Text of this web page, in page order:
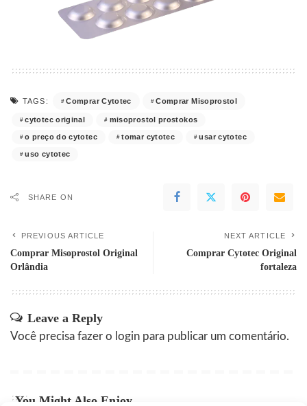
TAGS: Comprar Cytotec Comprar Misoprostol
cytotec original misoprostol prostokos
o preço do cytotec tomar cytotec usar cytotec
uso cytotec
SHARE ON
PREVIOUS ARTICLE
Comprar Misoprostol Original
Orlândia
NEXT ARTICLE
Comprar Cytotec Original
fortaleza
Leave a Reply
Você precisa fazer o login para publicar um comentário.
You Might Also Enjoy